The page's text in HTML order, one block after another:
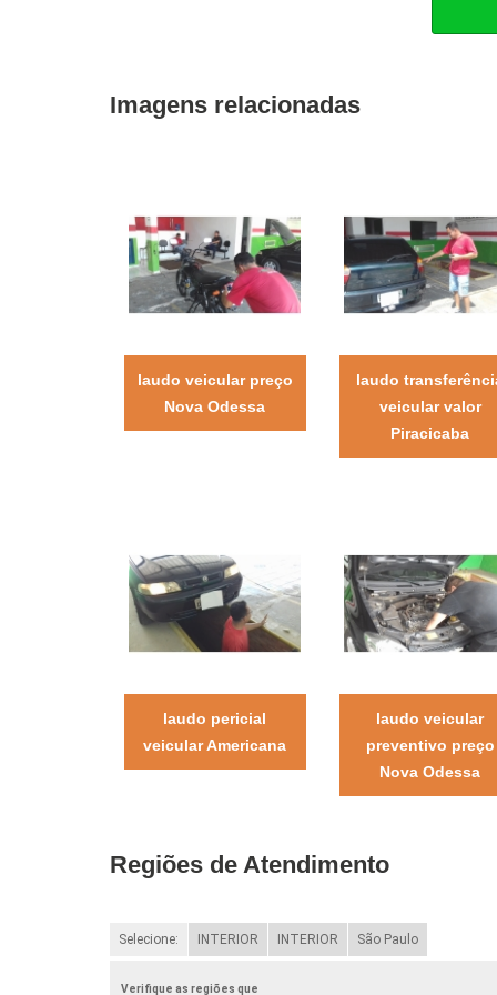
Imagens relacionadas
laudo veicular preço
Nova Odessa
laudo
veicular valor
Piracicaba
laudo pericial
veicular Americana
laudo veicular
preventivo preço
Nova Odessa
Regiões de Atendimento
Selecione: INTERIOR INTERIOR São Paulo
Verifique as regiões que